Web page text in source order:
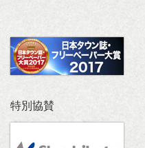
特別協賛